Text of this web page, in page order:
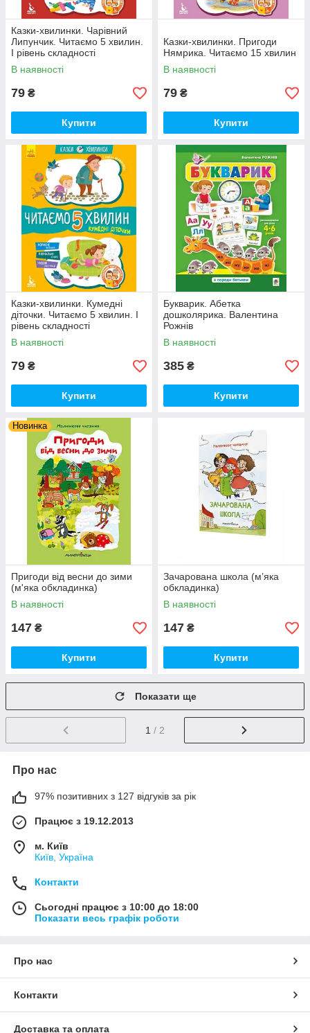
Казки-хвилинки. Чарівний
Липунчик. Читаємо 5 хвилин.
І рівень складності
В наявності
79 ₴
Купити
Казки-хвилинки. Пригоди
Нямрика. Читаємо 15 хвилин
В наявності
79 ₴
Купити
Казки-хвилинки. Кумедні
діточки. Читаємо 5 хвилин. І
рівень складності
В наявності
79 ₴
Купити
Букварик. Абетка
дошколярика. Валентина
Рожнів
В наявності
385 ₴
Купити
Новинка
Пригоди від весни до зими
(м'яка обкладинка)
В наявності
147 ₴
Купити
Зачарована школа (м’яка
обкладинка)
В наявності
147 ₴
Купити
Показати ще
1 / 2
Про нас
97% позитивних з 127 відгуків за рік
Працює з 19.12.2013
м. Київ
Київ, Україна
Контакти
Сьогодні працює з 10:00 до 18:00
Показати весь графік роботи
Про нас
Контакти
Доставка та оплата